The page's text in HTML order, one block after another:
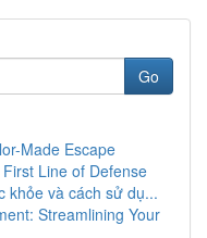
Go
Made Escape
Line of Defense
khỏe và cách sử dụ...
Streamlining Your